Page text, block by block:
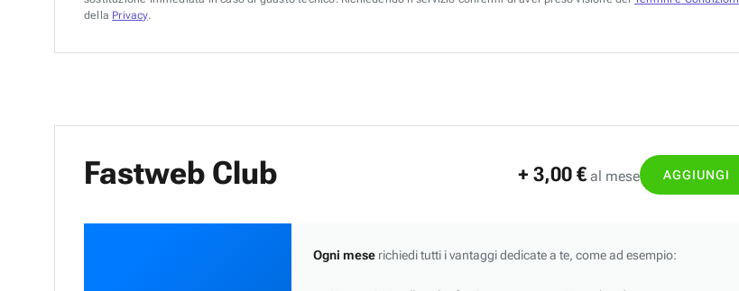
della Privacy.
Fastweb Club + 3,00 € al mese AGGIUNGI
Ogni meserichiedi tutti i vantaggi dedicate a te, come ad esempio: